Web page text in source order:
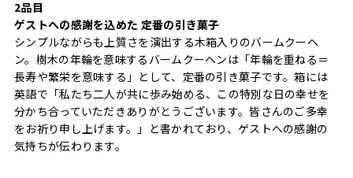
2品目
ゲストへの感謝を込めた 定番の引き菓子
シンプルながらも上質さを演出する木箱入りのバームクーヘ
ン。樹木の年輪を意味するバームクーヘンは「年輪を重ねる＝
長寿や繁栄を意味する」として、定番の引き菓子です。箱には
英語で「私たち二人が共に歩み始める、この特別な日の幸せを
分かち合っていただきありがとうございます。皆さんのご多幸
をお祈り申し上げます。」と書かれており、ゲストへの感謝の
気持ちが伝わります。